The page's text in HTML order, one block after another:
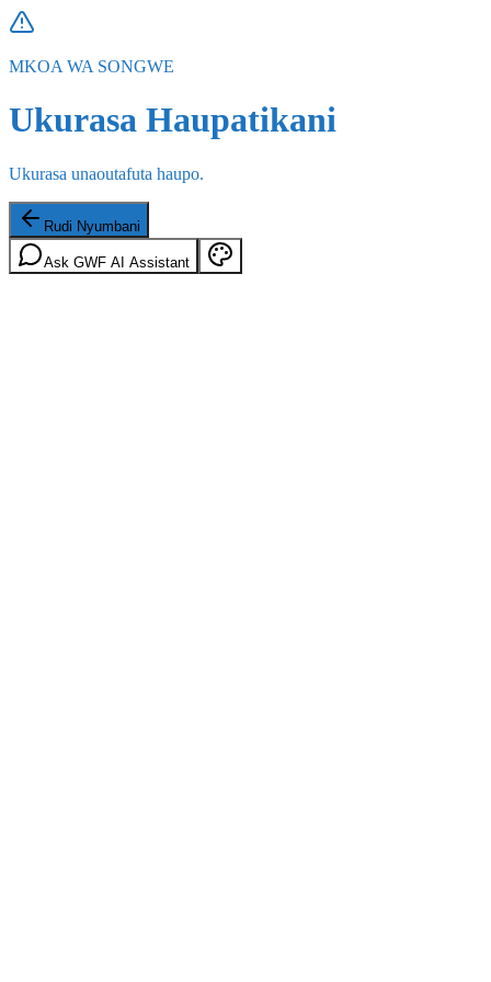
MKOA WA SONGWE
Ukurasa Haupatikani
Ukurasa unaoutafuta haupo.
Rudi Nyumbani
Ask GWF AI Assistant